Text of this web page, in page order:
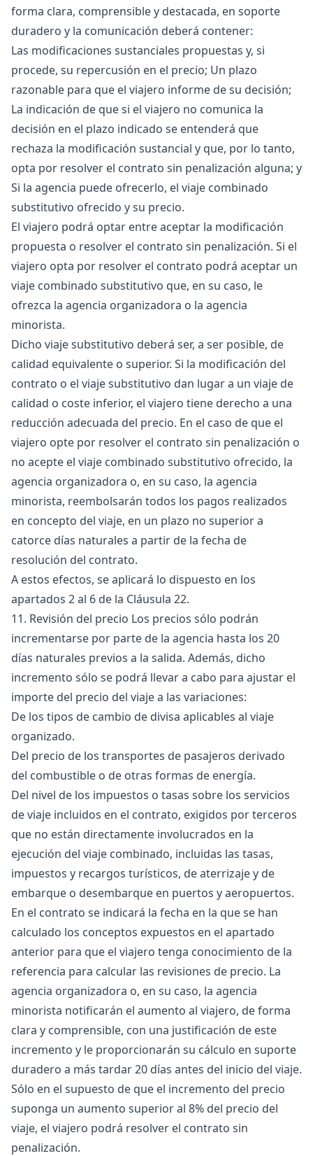
forma clara, comprensible y destacada, en soporte
duradero y la comunicación deberá contener:
Las modificaciones sustanciales propuestas y, si
procede, su repercusión en el precio; Un plazo
razonable para que el viajero informe de su decisión;
La indicación de que si el viajero no comunica la
decisión en el plazo indicado se entenderá que
rechaza la modificación sustancial y que, por lo tanto,
opta por resolver el contrato sin penalización alguna; y
Si la agencia puede ofrecerlo, el viaje combinado
substitutivo ofrecido y su precio.
El viajero podrá optar entre aceptar la modificación
propuesta o resolver el contrato sin penalización. Si el
viajero opta por resolver el contrato podrá aceptar un
viaje combinado substitutivo que, en su caso, le
ofrezca la agencia organizadora o la agencia
minorista.
Dicho viaje substitutivo deberá ser, a ser posible, de
calidad equivalente o superior. Si la modificación del
contrato o el viaje substitutivo dan lugar a un viaje de
calidad o coste inferior, el viajero tiene derecho a una
reducción adecuada del precio. En el caso de que el
viajero opte por resolver el contrato sin penalización o
no acepte el viaje combinado substitutivo ofrecido, la
agencia organizadora o, en su caso, la agencia
minorista, reembolsarán todos los pagos realizados
en concepto del viaje, en un plazo no superior a
catorce días naturales a partir de la fecha de
resolución del contrato.
A estos efectos, se aplicará lo dispuesto en los
apartados 2 al 6 de la Cláusula 22.
11. Revisión del precio Los precios sólo podrán
incrementarse por parte de la agencia hasta los 20
días naturales previos a la salida. Además, dicho
incremento sólo se podrá llevar a cabo para ajustar el
importe del precio del viaje a las variaciones:
De los tipos de cambio de divisa aplicables al viaje
organizado.
Del precio de los transportes de pasajeros derivado
del combustible o de otras formas de energía.
Del nivel de los impuestos o tasas sobre los servicios
de viaje incluidos en el contrato, exigidos por terceros
que no están directamente involucrados en la
ejecución del viaje combinado, incluidas las tasas,
impuestos y recargos turísticos, de aterrizaje y de
embarque o desembarque en puertos y aeropuertos.
En el contrato se indicará la fecha en la que se han
calculado los conceptos expuestos en el apartado
anterior para que el viajero tenga conocimiento de la
referencia para calcular las revisiones de precio. La
agencia organizadora o, en su caso, la agencia
minorista notificarán el aumento al viajero, de forma
clara y comprensible, con una justificación de este
incremento y le proporcionarán su cálculo en suporte
duradero a más tardar 20 días antes del inicio del viaje.
Sólo en el supuesto de que el incremento del precio
suponga un aumento superior al 8% del precio del
viaje, el viajero podrá resolver el contrato sin
penalización.